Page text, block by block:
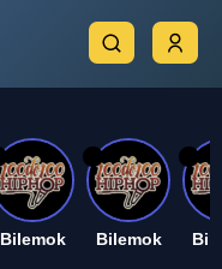
Bilemok Bilemok